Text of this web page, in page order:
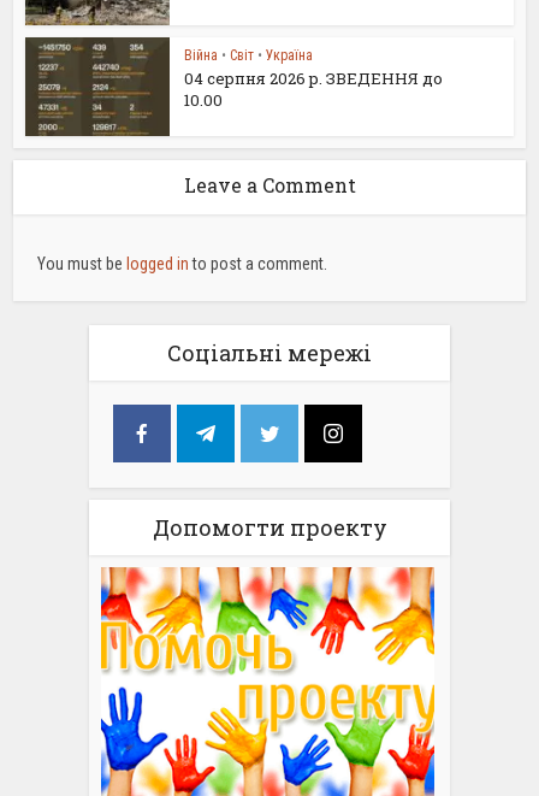
Війна • Світ • Україна
04 серпня 2026 р. ЗВЕДЕННЯ до
10.00
Leave a Comment
You must be logged into post a comment.
Соціальні мережі
Допомогти проекту